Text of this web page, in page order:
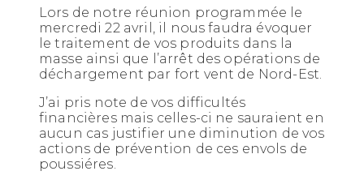
Lors de notre réunion programmée le
mercredi 22 avril, il nous faudra évoquer
le traitement de vos produits dans la
masse ainsi que l’arrêt des opérations de
déchargement par fort vent de Nord-Est.
J’ai pris note de vos difficultés
financières mais celles-ci ne sauraient en
aucun cas justifier une diminution de vos
actions de prévention de ces envols de
poussiéres.